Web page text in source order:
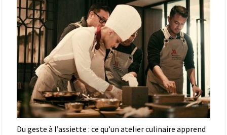
Du geste à l’assiette : ce qu’un atelier culinaire apprend